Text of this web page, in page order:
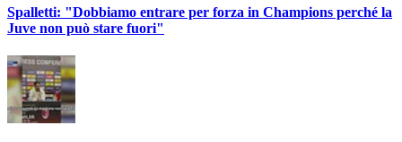
Spalletti: "Dobbiamo entrare per forza in Champions perché la
Juve non può stare fuori"